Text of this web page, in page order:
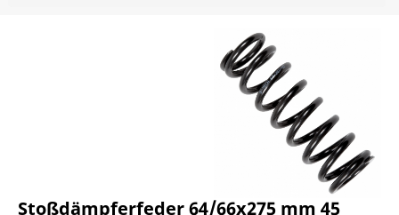
Stoßdämpferfeder 64/66x275 mm 45